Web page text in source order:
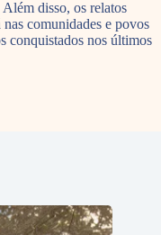
disso, os relatos
comunidades e povos
conquistados nos últimos